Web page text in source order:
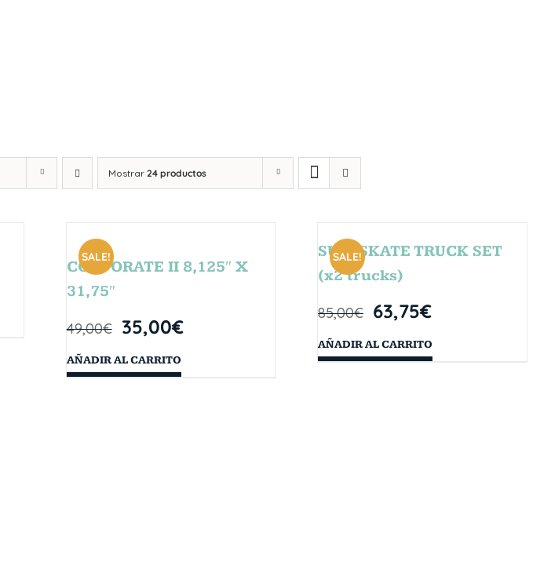
Mostrar24 productos
SALE!
CORPORATE II 8,125″ X
31,75″
49,00€ 35,00€
AÑADIR AL CARRITO
SALE!
SURFSKATE TRUCK SET
(x2 trucks)
85,00€ 63,75€
AÑADIR AL CARRITO